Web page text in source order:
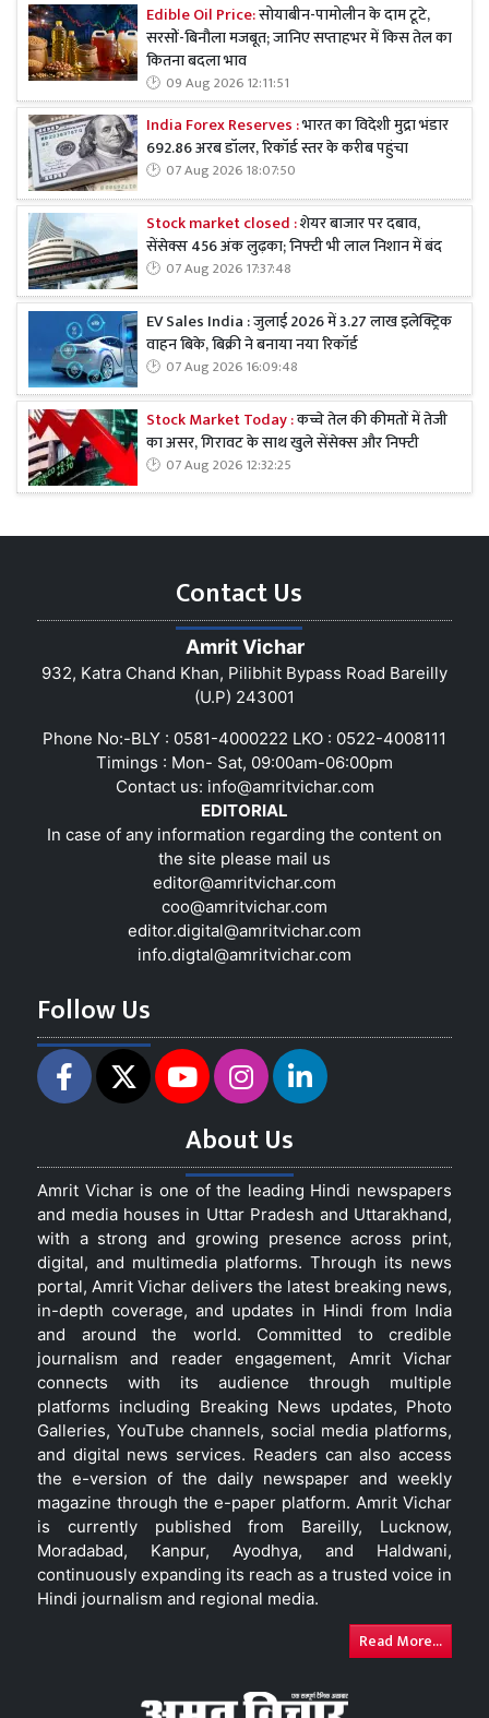
Edible Oil Price:सोयाबीन-पामोलीन के दाम टूटे,
सरसों-बिनौला मजबूत; जानिए सप्ताहभर में किस तेल का
कितना बदला भाव
09 Aug 2026 12:11:51
India Forex Reserves :भारत का विदेशी मुद्रा भंडार
692.86 अरब डॉलर, रिकॉर्ड स्तर के करीब पहुंचा
07 Aug 2026 18:07:50
Stock market closed :शेयर बाजार पर दबाव,
सेंसेक्स 456 अंक लुढ़का; निफ्टी भी लाल निशान में बंद
07 Aug 2026 17:37:48
EV Sales India : जुलाई 2026 में 3.27 लाख इलेक्ट्रिक
वाहन बिके, बिक्री ने बनाया नया रिकॉर्ड
07 Aug 2026 16:09:48
Stock Market Today :कच्चे तेल की कीमतों में तेजी
का असर, गिरावट के साथ खुले सेंसेक्स और निफ्टी
07 Aug 2026 12:32:25
Contact Us
Amrit Vichar
932, Katra Chand Khan, Pilibhit Bypass Road Bareilly
(U.P) 243001
Phone No:-BLY : 0581-4000222 LKO : 0522-4008111
Timings : Mon- Sat, 09:00am-06:00pm
Contact us: info@amritvichar.com
EDITORIAL
In case of any information regarding the content on
the site please mail us
editor@amritvichar.com
coo@amritvichar.com
editor.digital@amritvichar.com
info.digtal@amritvichar.com
Follow Us
About Us
Amrit Vichar is one of the leading Hindi newspapers
and media houses in Uttar Pradesh and Uttarakhand,
with a strong and growing presence across print,
digital, and multimedia platforms. Through its news
portal, Amrit Vichar delivers the latest breaking news,
in-depth coverage, and updates in Hindi from India
and around the world. Committed to credible
journalism and reader engagement, Amrit Vichar
connects with its audience through multiple
platforms including Breaking News updates, Photo
Galleries, YouTube channels, social media platforms,
and digital news services. Readers can also access
the e-version of the daily newspaper and weekly
magazine through the e-paper platform. Amrit Vichar
is currently published from Bareilly, Lucknow,
Moradabad, Kanpur, Ayodhya, and Haldwani,
continuously expanding its reach as a trusted voice in
Hindi journalism and regional media.
Read More...